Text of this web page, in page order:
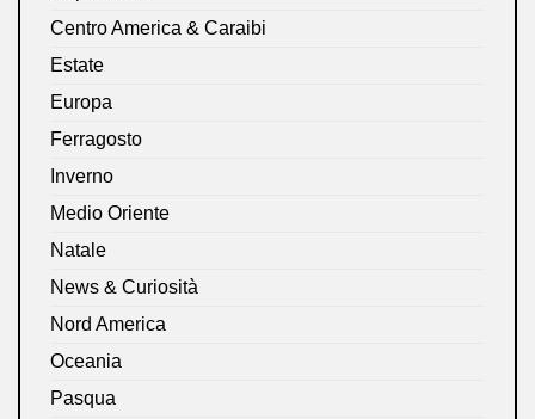
Centro America & Caraibi
Estate
Europa
Ferragosto
Inverno
Medio Oriente
Natale
News & Curiosità
Nord America
Oceania
Pasqua